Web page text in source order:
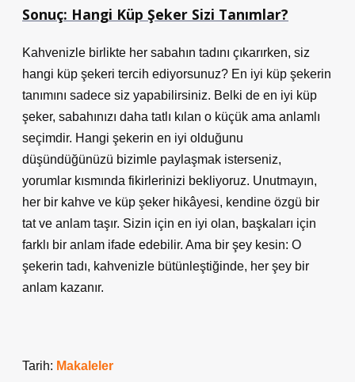
Sonuç: Hangi Küp Şeker Sizi Tanımlar?
Kahvenizle birlikte her sabahın tadını çıkarırken, siz
hangi küp şekeri tercih ediyorsunuz? En iyi küp şekerin
tanımını sadece siz yapabilirsiniz. Belki de en iyi küp
şeker, sabahınızı daha tatlı kılan o küçük ama anlamlı
seçimdir. Hangi şekerin en iyi olduğunu
düşündüğünüzü bizimle paylaşmak isterseniz,
yorumlar kısmında fikirlerinizi bekliyoruz. Unutmayın,
her bir kahve ve küp şeker hikâyesi, kendine özgü bir
tat ve anlam taşır. Sizin için en iyi olan, başkaları için
farklı bir anlam ifade edebilir. Ama bir şey kesin: O
şekerin tadı, kahvenizle bütünleştiğinde, her şey bir
anlam kazanır.
Tarih: Makaleler